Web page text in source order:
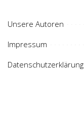
Unsere Autoren
Impressum
Datenschutzerklärung